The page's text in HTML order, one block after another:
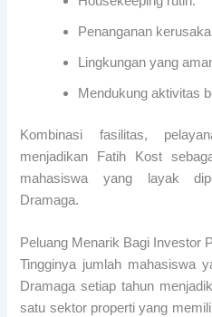
Penanganan
Lingkungan yang
Mendukung aktivitas
Kombinasi fasilitas,
menjadikan Fatih Kost
mahasiswa yang layak
Dramaga.
Peluang Menarik Bagi Investor
Tingginya jumlah mahasiswa
Dramaga setiap tahun
satu sektor properti yang